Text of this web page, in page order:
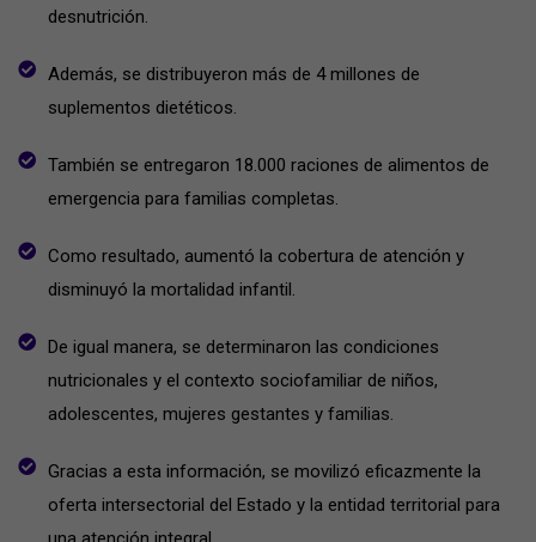
desnutrición.
Además, se distribuyeron más de 4 millones de
suplementos dietéticos.
También se entregaron 18.000 raciones de alimentos de
emergencia para familias completas.
Como resultado, aumentó la cobertura de atención y
disminuyó la mortalidad infantil.
De igual manera, se determinaron las condiciones
nutricionales y el contexto sociofamiliar de niños,
adolescentes, mujeres gestantes y familias.
Gracias a esta información, se movilizó eficazmente la
oferta intersectorial del Estado y la entidad territorial para